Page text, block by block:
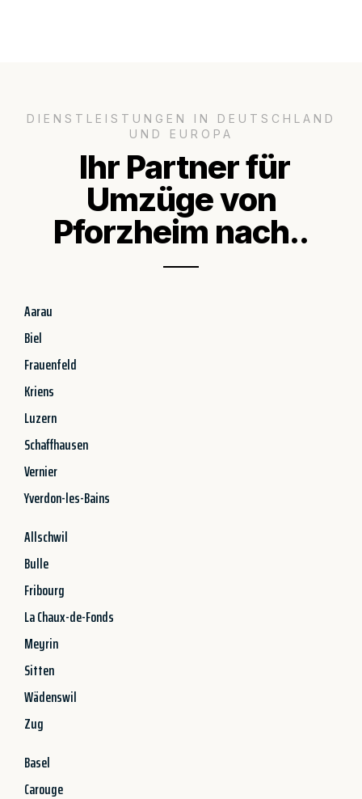
DIENSTLEISTUNGEN IN DEUTSCHLAND
UND EUROPA
Ihr Partner für
Umzüge von
Pforzheim nach..
Aarau
Biel
Frauenfeld
Kriens
Luzern
Schaffhausen
Vernier
Yverdon-les-Bains
Allschwil
Bulle
Fribourg
La Chaux-de-Fonds
Meyrin
Sitten
Wädenswil
Zug
Basel
Carouge